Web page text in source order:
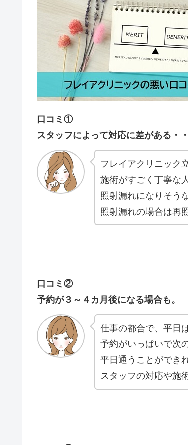
口コミ①
スタッフによって対応に差がある・・
フレイアクリニック
施術がすごく丁寧な
照射漏れになりそう
照射漏れの場合は再
口コミ②
予約が３～４カ月後になる場合も。
仕事の都合で、平日
予約がいっぱいで次
平日通うことができ
スタッフの対応や施